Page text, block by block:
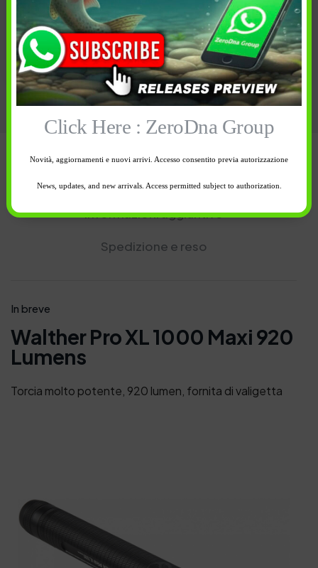
TORCE
Tag:
lumen,militaria,Outdoor,torcia,
walther
Descrizione
Informazioni aggiuntive
Spedizione e reso
In breve
Walther Pro XL 1000 Maxi 920
Lumens
Torcia molto potente, 920 lumen, fornita di valigetta
Click Here : ZeroDna Group
Novità, aggiornamenti e nuovi arrivi. Accesso consentito previa autorizzazione
News, updates, and new arrivals. Access permitted subject to authorization.